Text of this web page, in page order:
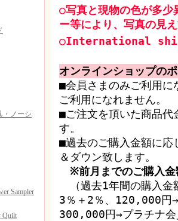
○写真と現物の色が多少
ー等により、写真の見
○International
オンラインショップの
■会員さまのみご利用に
ご利用になれません。
■ご注文を頂いた商品代
す。
■過去のご購入金額に応
＆ダウン致します。
※前月までのご購入
（過去1年間の購入
3％＋2％、120,000円
300,000円→プラチナ会